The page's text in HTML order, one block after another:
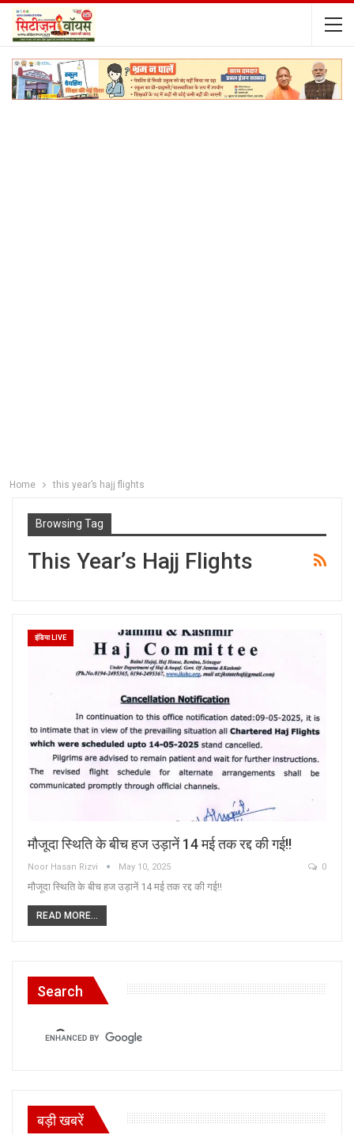
Home this year’s hajj flights
Browsing Tag
This Year’s Hajj Flights
इंडिया LIVE
मौजूदा स्थिति के बीच हज उड़ानें 14 मई तक रद्द की गई!!
Noor Hasan Rizvi May 10, 2025 0
मौजूदा स्थिति के बीच हज उड़ानें 14 मई तक रद्द की गई!!
READ MORE...
Search
बड़ी खबरें